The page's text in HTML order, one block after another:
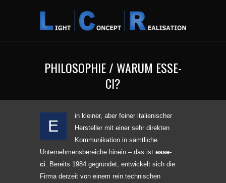
PHILOSOPHIE / WARUM ESSE-
CI?
E
in kleiner, aber feiner italienischer
Hersteller mit einer sehr direkten
Kommunikation in sämtliche
Unternehmensbereiche hinein – das ist esse-
ci. Bereits 1984 gegründet, entwickelt sich die
Firma derzeit von einem rein technischen